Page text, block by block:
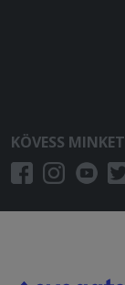
KÖVESS MINKET